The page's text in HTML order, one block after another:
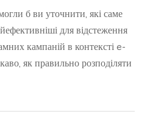
б ви уточнити, які саме
для відстеження
кампаній в контексті e-
як правильно розподіляти